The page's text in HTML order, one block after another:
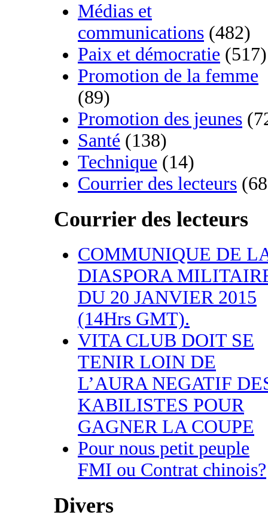
Médias et
communications (482)
Paix et démocratie (517)
Promotion de la femme
(89)
Promotion des jeunes
Santé (138)
Technique (14)
Courrier des lecteurs
Courrier des lecteurs
COMMUNIQUE DE
DIASPORA
DU 20 JANVIER 2015
(14Hrs GMT).
VITA CLUB DOIT SE
TENIR LOIN DE
L’AURA NEGATIF
KABILISTES POUR
GAGNER LA COUPE
Pour nous petit peuple
FMI ou Contrat chinois?
Divers